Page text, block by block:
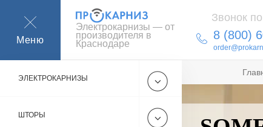
Меню
Электрокарнизы — от
производителя в
Краснодаре
Звонок
8 (800)
ЭЛЕКТРОКАРНИЗЫ
ШТОРЫ